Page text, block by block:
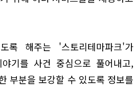
해주는 '스토리테마파크'가
기를 사건 중심으로 풀어내고,
부분을 보강할 수 있도록 정보를